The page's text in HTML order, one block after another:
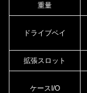
重量
ドライブベイ
拡張スロット
ケースI/O